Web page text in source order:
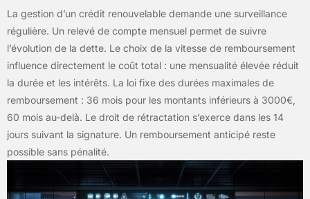
La gestion d’un crédit renouvelable demande une surveillance
régulière. Un relevé de compte mensuel permet de suivre
l’évolution de la dette. Le choix de la vitesse de remboursement
influence directement le coût total : une mensualité élevée réduit
la durée et les intérêts. La loi fixe des durées maximales de
remboursement : 36 mois pour les montants inférieurs à 3000€,
60 mois au-delà. Le droit de rétractation s’exerce dans les 14
jours suivant la signature. Un remboursement anticipé reste
possible sans pénalité.